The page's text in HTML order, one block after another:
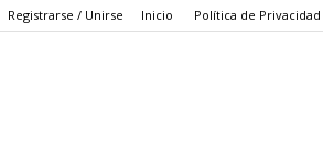
Registrarse / Unirse Inicio Política de Privacidad